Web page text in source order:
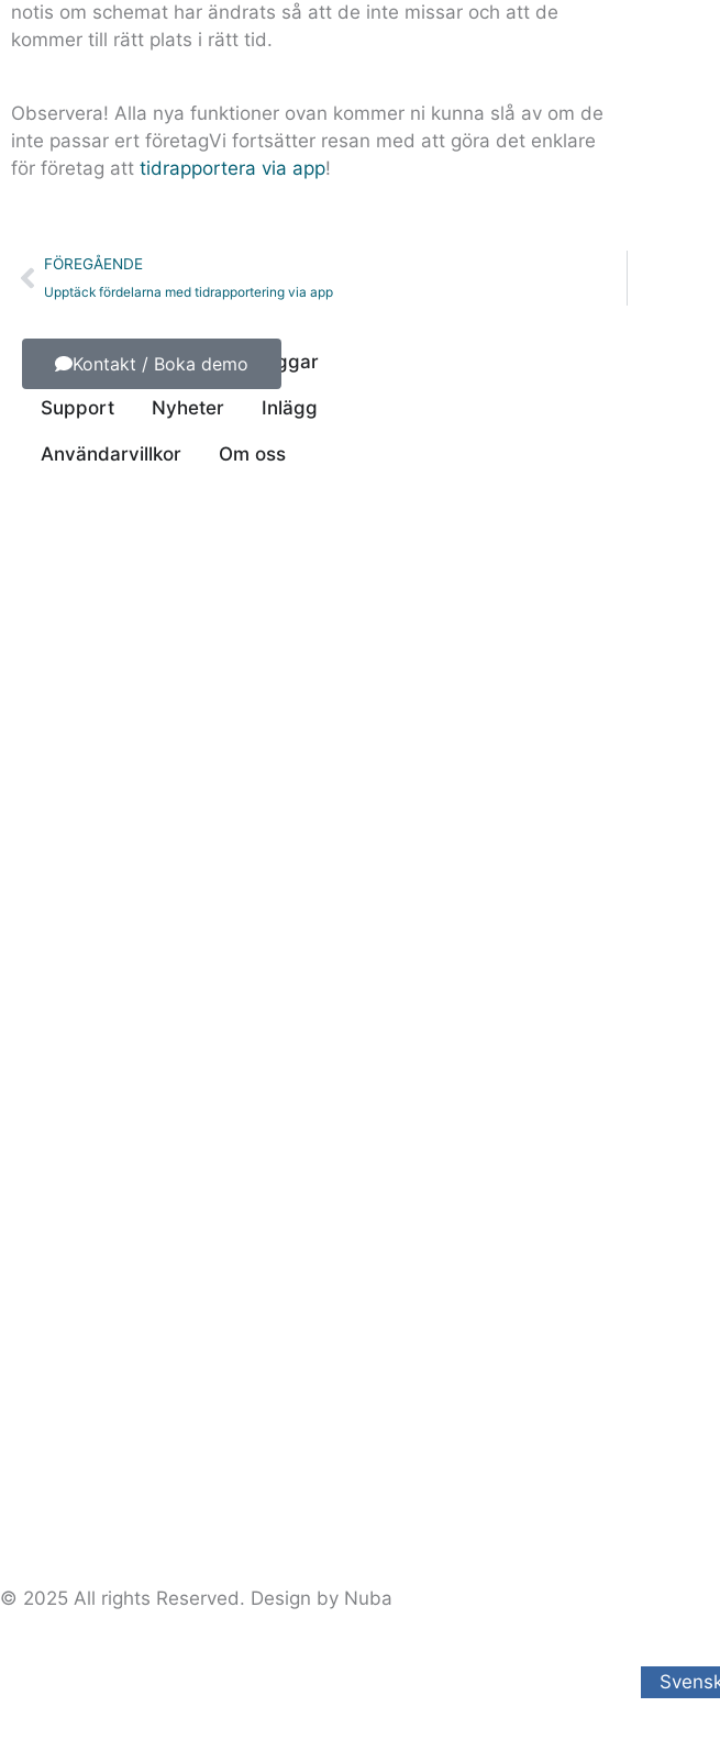
notis om schemat har ändrats så att de inte missar och att de
kommer till rätt plats i rätt tid.
Observera! Alla nya funktioner ovan kommer ni kunna slå av om de
inte passar ert företagVi fortsätter resan med att göra det enklare
för företag att tidrapportera via app!
Föregående
FÖREGÅENDE
Upptäck fördelarna med tidrapportering via app
Kontakt Beställ NFC-taggar
Support Nyheter Inlägg
Användarvillkor Om oss
Kontakt / Boka demo
© 2025 All rights Reserved. Design by Nuba